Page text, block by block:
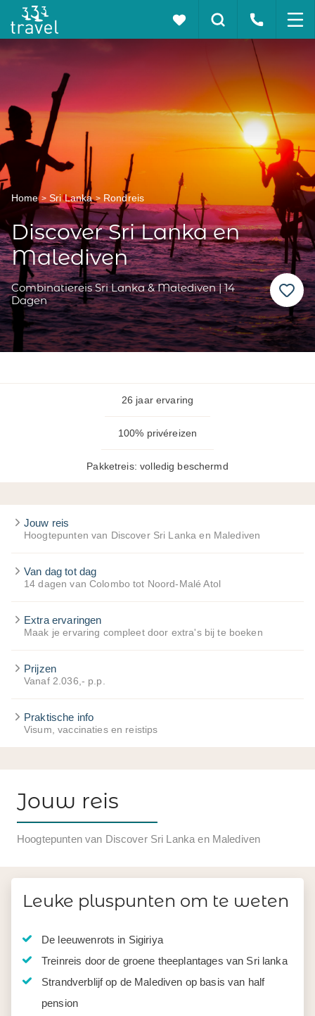
Home Sri Lanka Rondreis
Discover Sri Lanka en
Malediven
Combinatiereis Sri Lanka & Malediven | 14
Dagen
26 jaar ervaring
100% privéreizen
Pakketreis: volledig beschermd
Jouw reis
Hoogtepunten van Discover Sri Lanka en Malediven
Van dag tot dag
14 dagen van Colombo tot Noord-Malé Atol
Extra ervaringen
Maak je ervaring compleet door extra's bij te boeken
Prijzen
Vanaf 2.036,- p.p.
Praktische info
Visum, vaccinaties en reistips
Jouw reis
Hoogtepunten van Discover Sri Lanka en Malediven
Leuke pluspunten om te weten
De leeuwenrots in Sigiriya
Treinreis door de groene theeplantages van Sri lanka
Strandverblijf op de Malediven op basis van half
pension